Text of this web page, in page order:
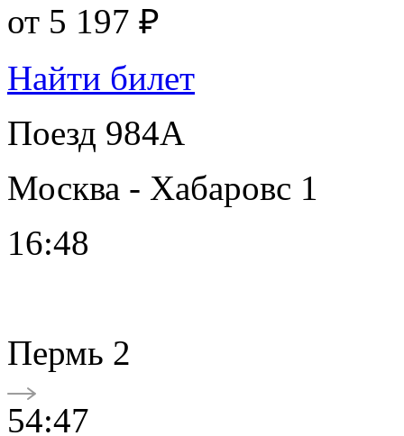
от 5 197 ₽
Найти билет
Поезд 984А
Москва - Хабаровс 1
16:48
Пермь 2
54:47